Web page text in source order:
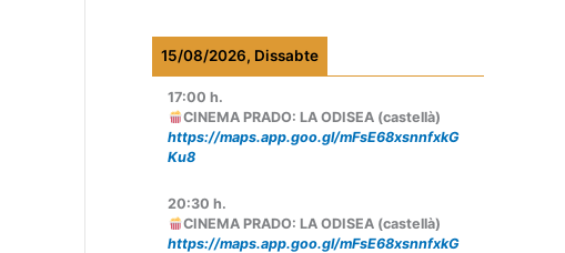
15/08/2026, Dissabte
17:00 h.
CINEMA PRADO: LA ODISEA (castellà)
https://maps.app.goo.gl/mFsE68xsnnfxkG
Ku8
20:30 h.
CINEMA PRADO: LA ODISEA (castellà)
https://maps.app.goo.gl/mFsE68xsnnfxkG